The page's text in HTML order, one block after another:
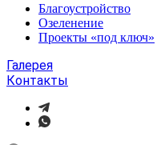
Благоустройство
Озеленение
Проекты «под ключ»
Галерея
Контакты